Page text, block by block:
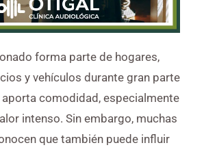
forma parte de hogares,
y vehículos durante gran parte
aporta comodidad, especialmente
intenso. Sin embargo, muchas
que también puede influir